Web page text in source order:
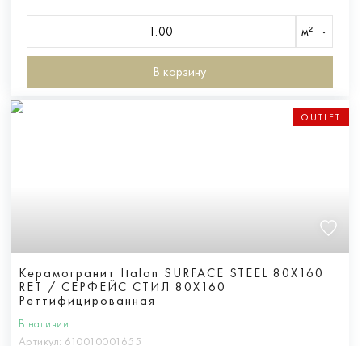
м²
В корзину
OUTLET
Керамогранит Italon SURFACE STEEL 80X160
RET / СЕРФЕЙС СТИЛ 80X160
Реттифицированная
В наличии
Артикул: 610010001655